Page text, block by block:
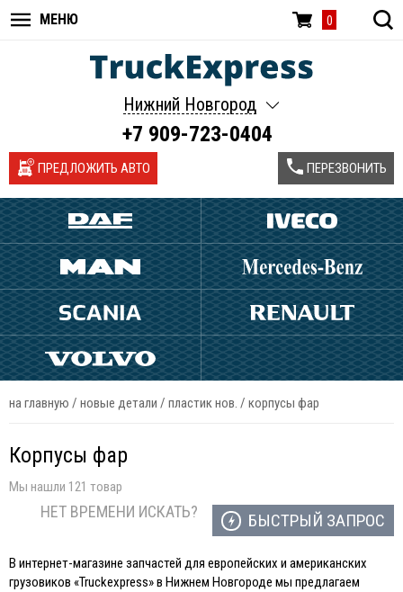
МЕНЮ 0
Нижний Новгород
+7 909-723-0404
ПРЕДЛОЖИТЬ АВТО
на главную / новые детали / пластик нов. / корпусы фар
Корпусы фар
Мы нашли 121 товар
НЕТ ВРЕМЕНИ ИСКАТЬ? БЫСТРЫЙ ЗАПРОС
В интернет-магазине запчастей для европейских и американских
грузовиков «Truckexpress» в Нижнем Новгороде мы предлагаем